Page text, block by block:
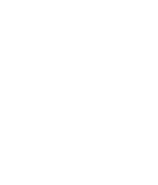
Navigation